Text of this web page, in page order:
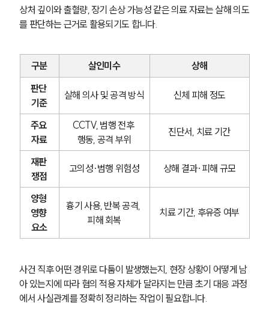
상처 깊이와 출혈량, 장기 손상 가능성 같은 의료 자료는 살해 의도
를 판단하는 근거로 활용되기도 합니다.
구분 살인미수
상해
판단
기준
살해 의사 및 공격 방식 신체 피해 정도
주요
자료
CCTV, 범행 전후
행동, 공격 부위
진단서, 치료 기간
재판
쟁점
고의성·범행 위험성 상해 결과·피해 규모
양형
영향
요소
흉기 사용, 반복 공격,
피해 회복
치료 기간, 후유증 여부
사건 직후 어떤 경위로 다툼이 발생했는지, 현장 상황이 어떻게 남
아 있는지에 따라 혐의 적용 자체가 달라지는 만큼 초기 대응 과정
에서 사실관계를 정확히 정리하는 작업이 필요합니다.